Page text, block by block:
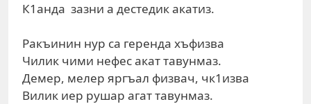
К1анда зазни а дестедик акатиз.
Ракъинин нур са геренда хъфизва
Чилик чими нефес акат тавунмаз.
Демер, мелер яргъал физвач, чк1изва
Вилик иер рушар агат тавунмаз.